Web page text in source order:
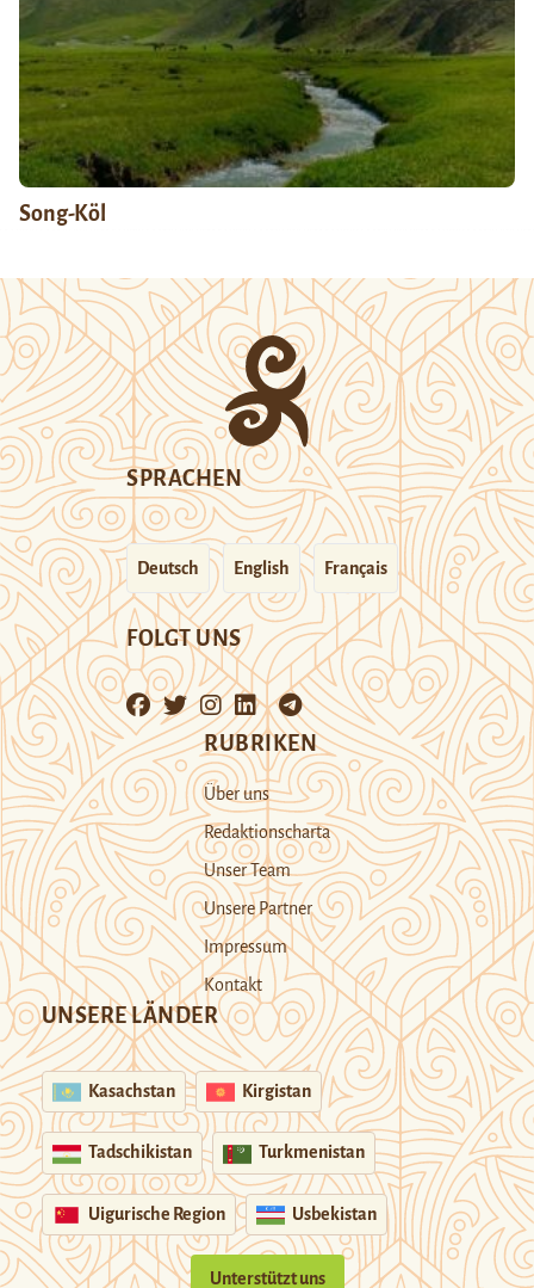
Song-Köl
SPRACHEN
Deutsch English Français
FOLGT UNS
RUBRIKEN
Über uns
Redaktionscharta
Unser Team
Unsere Partner
Impressum
Kontakt
UNSERE LÄNDER
Kasachstan Kirgistan
Tadschikistan Turkmenistan
Uigurische Region Usbekistan
Unterstützt uns